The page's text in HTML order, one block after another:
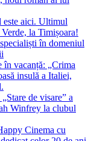
aici. Ultimul
la Timișoara!
în domeniul
în vacanță: „Crima
insulă a Italiei,
de visare” a
Winfrey la clubul
Cinema cu